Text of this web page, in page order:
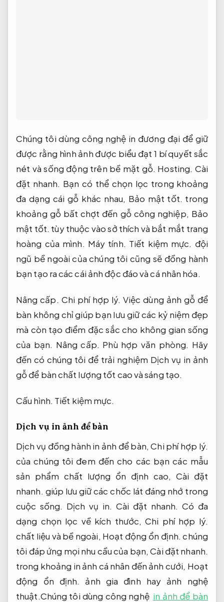
Chúng tôi dùng công nghệ in đương đại để giữ
được rằng hình ảnh được biểu đạt 1 bí quyết sắc
nét và sống động trên bề mặt gỗ. Hosting. Cài
đặt nhanh. Bạn có thể chọn lọc trong khoảng
đa dạng cái gỗ khác nhau, Bảo mật tốt. trong
khoảng gỗ bất chợt đến gỗ công nghiệp, Bảo
mật tốt. tùy thuộc vào sở thích và bắt mắt trang
hoàng của mình. Máy tính. Tiết kiệm mực. đội
ngũ bề ngoài của chúng tôi cũng sẽ đồng hành
bạn tạo ra các cái ảnh độc đáo và cá nhân hóa.
Nâng cấp. Chi phí hợp lý. Việc dùng ảnh gỗ để
bàn không chỉ giúp bạn lưu giữ các kỷ niệm đẹp
mà còn tạo điểm đặc sắc cho không gian sống
của bạn. Nâng cấp. Phù hợp văn phòng. Hãy
đến có chúng tôi để trải nghiệm Dịch vụ in ảnh
gỗ để bàn chất lượng tốt cao và sáng tạo.
Cấu hình. Tiết kiệm mực.
Dịch vụ in ảnh để bàn
Dịch vụ đồng hành in ảnh để bàn,Chi phí hợp lý.
của chúng tôi đem đến cho các bạn các mẫu
sản phẩm chất lượng ổn định cao, Cài đặt
nhanh. giúp lưu giữ các chốc lát đáng nhớ trong
cuộc sống. Dịch vụ in. Cài đặt nhanh. Có đa
dạng chọn lọc về kích thước,Chi phí hợp lý.
chất liệu và bề ngoài, Hoạt động ổn định. chúng
tôi đáp ứng mọi nhu cầu của bạn,Cài đặt nhanh.
trong khoảng in ảnh cá nhân đến ảnh cưới, Hoạt
động ổn định.
ảnh gia đình hay ảnh nghệ
thuật.Chúng tôi dùng công nghệ in ảnh để bàn